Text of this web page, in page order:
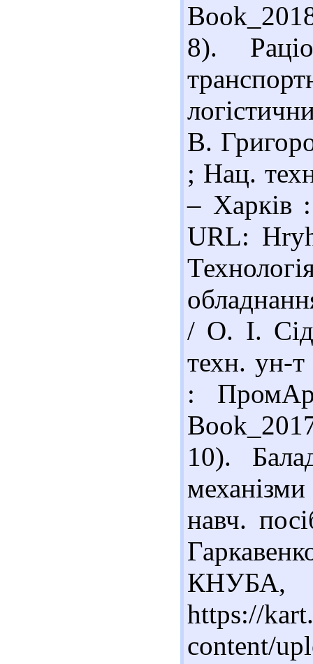
8).
В.
; Нац.
–
URL:
/ О. І.
техн. ун-
:
10).
навч.
КНУБА,
https://
content/